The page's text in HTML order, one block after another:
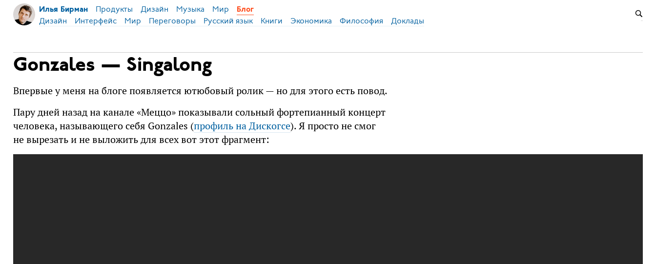
Илья Бирман Продукты Дизайн Музыка Мир Блог
Дизайн Интерфейс Мир Переговоры Русский язык Книги Экономика Философия Доклады
Gonzales — Singalong
Впервые у меня на блоге появляется ютюбовый ролик — но для этого есть повод.
Пару дней назад на канале «Меццо» показывали сольный фортепианный концерт
человека, называющего себя Gonzales (профиль на Дискогсе). Я просто не смог
не вырезать и не выложить для всех вот этот фрагмент: